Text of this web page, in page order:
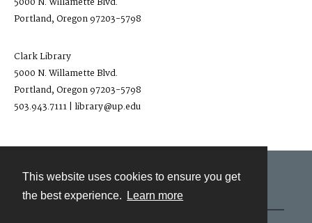
This website uses cookies to ensure you get
the best experience.
Learn more
Portland, Oregon 97203-5798
Clark Library
5000 N. Willamette Blvd.
Portland, Oregon 97203-5798
503.943.7111 | library@up.edu